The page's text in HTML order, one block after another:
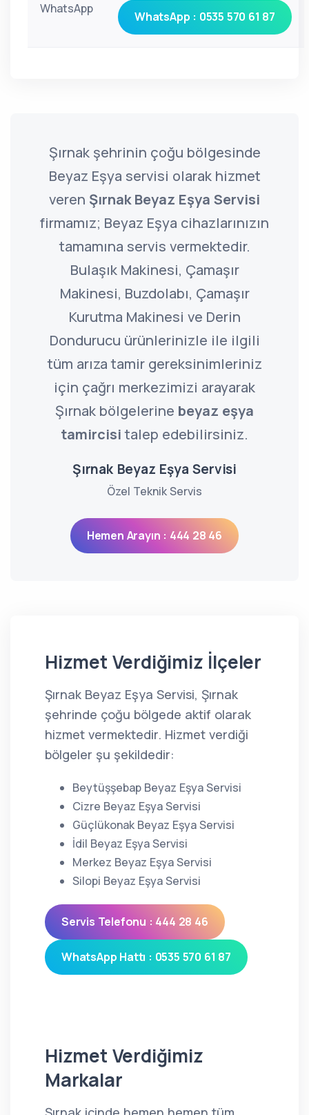
WhatsApp
WhatsApp : 0535 570 61 87
Şırnak şehrinin çoğu bölgesinde
Beyaz Eşya servisi olarak hizmet
veren Şırnak Beyaz Eşya Servisi
firmamız; Beyaz Eşya cihazlarınızın
tamamına servis vermektedir.
Bulaşık Makinesi, Çamaşır
Makinesi, Buzdolabı, Çamaşır
Kurutma Makinesi ve Derin
Dondurucu ürünlerinizle ile ilgili
tüm arıza tamir gereksinimleriniz
için çağrı merkezimizi arayarak
Şırnak bölgelerine beyaz eşya
tamircisitalep edebilirsiniz.
Şırnak Beyaz Eşya Servisi
Özel Teknik Servis
Hemen Arayın : 444 28 46
Hizmet Verdiğimiz İlçeler
Şırnak Beyaz Eşya Servisi, Şırnak
şehrinde çoğu bölgede aktif olarak
hizmet vermektedir. Hizmet verdiği
bölgeler şu şekildedir:
Beytüşşebap Beyaz Eşya Servisi
Cizre Beyaz Eşya Servisi
Güçlükonak Beyaz Eşya Servisi
İdil Beyaz Eşya Servisi
Merkez Beyaz Eşya Servisi
Silopi Beyaz Eşya Servisi
Servis Telefonu : 444 28 46
WhatsApp Hattı : 0535 570 61 87
Hizmet Verdiğimiz
Markalar